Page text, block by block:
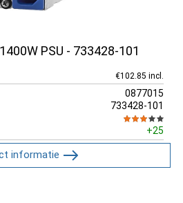
PSU - 733428-101
€102.85 incl.
0877015
733428-101
+25
informatie